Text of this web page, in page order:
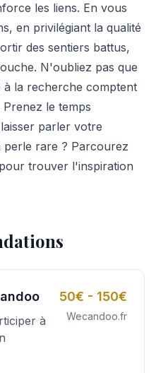
les liens. En vous
en privilégiant la qualité
des sentiers battus,
N'oubliez pas que
la recherche comptent
le temps
parler votre
perle rare ? Parcourez
trouver l'inspiration
à
50€ - 150€
Wecandoo.fr